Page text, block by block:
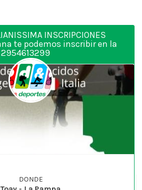
INSCRIPCIONES
te podemos inscribir en la
DONDE